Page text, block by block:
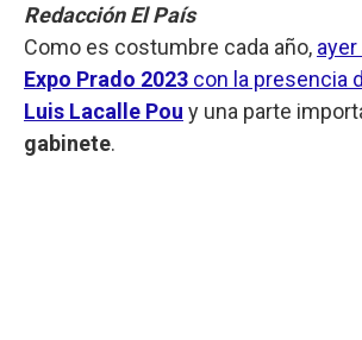
Redacción El País
Como es costumbre cada año,
Expo Prado 2023 con la presencia
Luis Lacalle Pou y una parte
gabinete.